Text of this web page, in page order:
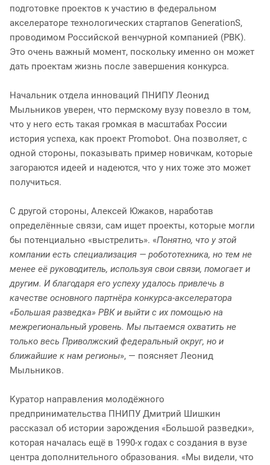
подготовке проектов к участию в федеральном
акселераторе технологических стартапов GenerationS,
проводимом Российской венчурной компанией (РВК).
Это очень важный момент, поскольку именно он может
дать проектам жизнь после завершения конкурса.
Начальник отдела инноваций ПНИПУ Леонид
Мыльников уверен, что пермскому вузу повезло в том,
что у него есть такая громкая в масштабах России
история успеха, как проект Promobot. Она позволяет, с
одной стороны, показывать пример новичкам, которые
загораются идеей и надеются, что у них тоже это может
получиться.
С другой стороны, Алексей Южаков, наработав
определённые связи, сам ищет проекты, которые могли
бы потенциально «выстрелить». «Понятно, что у этой
компании есть специализация — робототехника, но тем не
менее её руководитель, используя свои связи, помогает и
другим. И благодаря его успеху удалось привлечь в
качестве основного партнёра конкурса-акселератора
«Большая разведка» РВК и выйти с их помощью на
межрегиональный уровень. Мы пытаемся охватить не
только весь Приволжский федеральный округ, но и
ближайшие к нам регионы», — поясняет Леонид
Мыльников.
Куратор направления молодёжного
предпринимательства ПНИПУ Дмитрий Шишкин
рассказал об истории зарождения «Большой разведки»,
которая началась ещё в 1990-х годах с создания в вузе
центра дополнительного образования. «Мы видели, что